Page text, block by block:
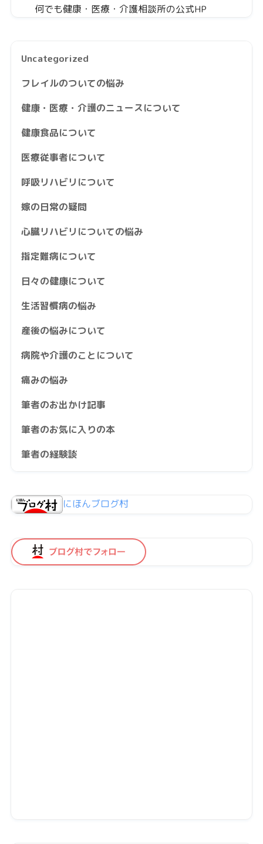
何でも健康・医療・介護相談所の公式HP
Uncategorized
フレイルのついての悩み
健康・医療・介護のニュースについて
健康食品について
医療従事者について
呼吸リハビリについて
嫁の日常の疑問
心臓リハビリについての悩み
指定難病について
日々の健康について
生活習慣病の悩み
産後の悩みについて
病院や介護のことについて
痛みの悩み
筆者のお出かけ記事
筆者のお気に入りの本
筆者の経験談
にほんブログ村